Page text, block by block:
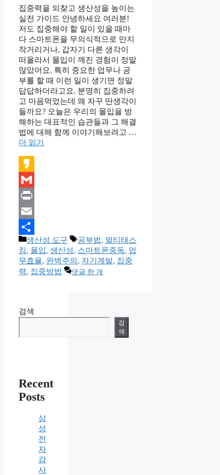
집중력을 되찾고 생산성을 높이는
실전 가이드 안녕하세요 여러분!
저도 집중해야 할 일이 있을 때마
다 스마트폰을 무의식적으로 만지
작거리거나, 갑자기 다른 생각이
떠올라서 몰입이 깨진 경험이 정말
많았어요. 특히 중요한 업무나 공
부를 할 때 이런 일이 생기면 정말
답답하더라고요. 분명히 집중하려
고 마음먹었는데 왜 자꾸 딴생각이
들까요? 오늘은 우리의 몰입을 방
해하는 대표적인 습관들과 그 해결
법에 대해 함께 이야기해보려고 …
더 읽기
Kakao
Gmail
Print
Email
Share
카
테
고
리
생산성 도구
태
그
공부법, 멀티태스
킹, 몰입, 생산성, 스마트폰중독, 업
무효율, 완벽주의 , 자기계발, 집중
력, 집중방법 댓글 한 개
검색
검
색
Recent
Posts
삼
성
전
자
감
사